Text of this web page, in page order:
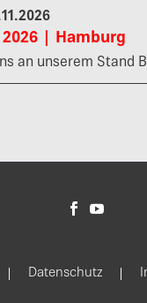
2026 | Hamburg
an unserem Stand
Datenschutz